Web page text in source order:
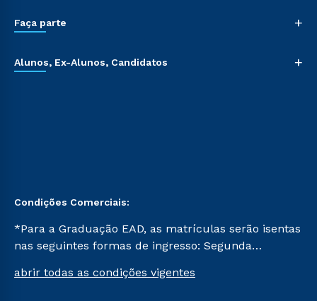
Faça parte +
Alunos, Ex-Alunos, Candidatos +
Condições Comerciais:
*Para a Graduação EAD, as matrículas serão isentas
nas seguintes formas de ingresso: Segunda
Já para as demais, a taxa de matrícula será de R$
abrir todas as condições vigentes